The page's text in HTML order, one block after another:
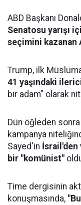
ABD Başkanı
Senatosu yarışı
seçimini kazanan
Trump, ilk
41 yaşındaki
bir adam" olarak
Dün öğleden
kampanya
Sayed'in İsrail'den
bir "komünist"
Time dergisinin
konuşmasında,